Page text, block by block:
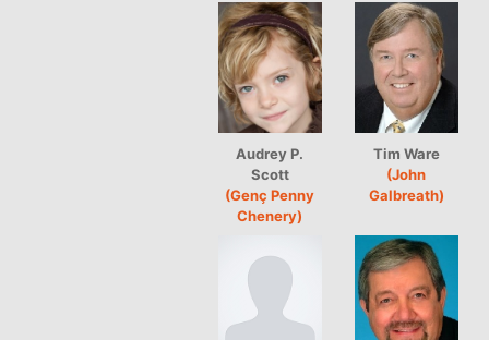
Audrey P.
Scott
(Genç Penny
Chenery)
Tim Ware
(John
Galbreath)